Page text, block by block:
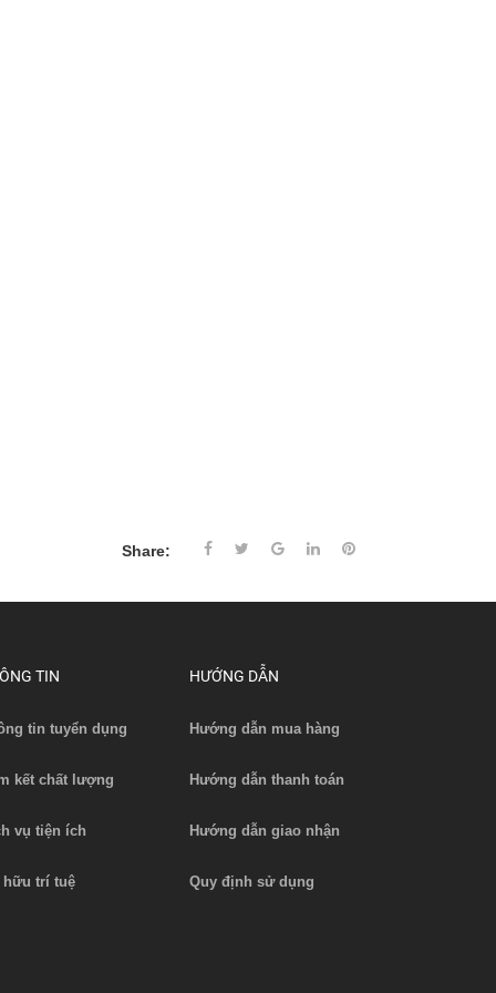
Share:
TIN
tin tuyển dụng
kết chất lượng
vụ tiện ích
hữu trí tuệ
HƯỚNG DẪN
Hướng dẫn mua hàng
Hướng dẫn thanh toán
Hướng dẫn giao nhận
Quy định sử dụng